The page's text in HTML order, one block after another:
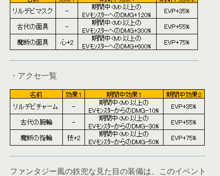
・アクセ一覧
ファンタジー風の鉄兜な見た目の装備は、このイベント